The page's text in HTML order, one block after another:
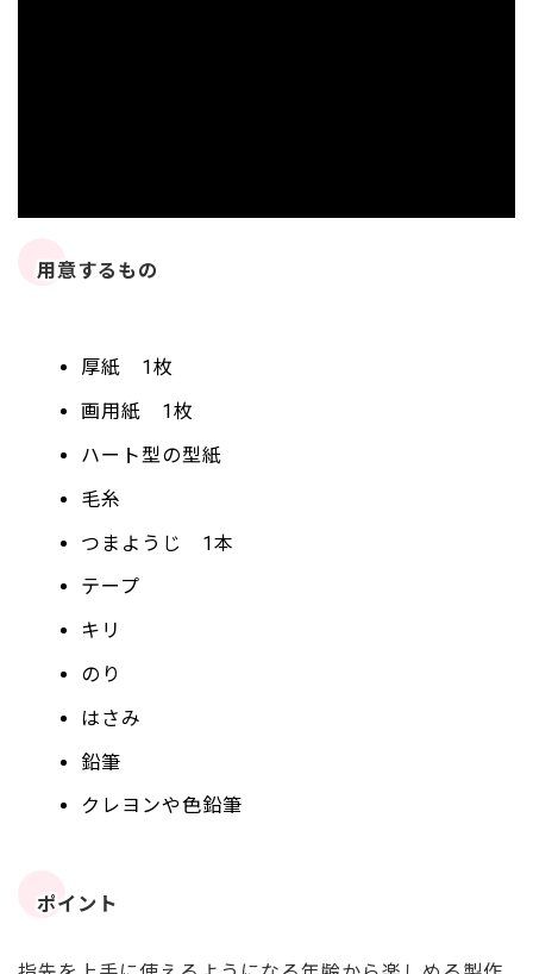
用意するもの
厚紙 1枚
画用紙 1枚
ハート型の型紙
毛糸
つまようじ 1本
テープ
キリ
のり
はさみ
鉛筆
クレヨンや色鉛筆
ポイント